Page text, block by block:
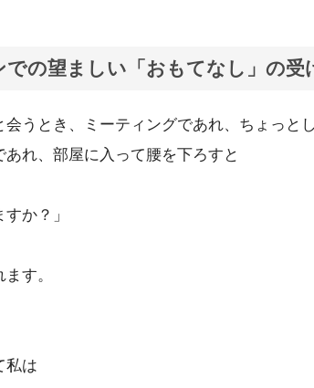
での望ましい「おもてなし」の受
会うとき、ミーティングであれ、ちょっと
あれ、部屋に入って腰を下ろすと
すか？」
す。
私は